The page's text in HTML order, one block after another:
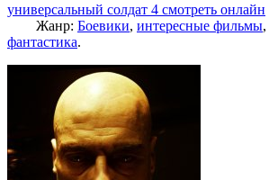
универсальный солдат 4 смотреть онлайн
Жанр: Боевики, интересные фильмы,
фантастика.